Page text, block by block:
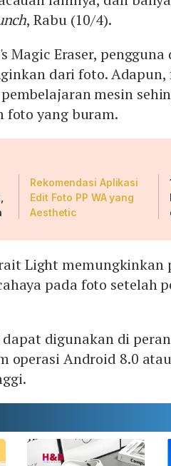
, Rabu (10/4).
Magic Eraser,
dari foto.
mesin
foto yang buram.
Rekomendasi Aplikasi
Edit Foto PP WA yang
Aesthetic
Light memungkinkan
pada foto setelah
digunakan di
operasi Android 8.0